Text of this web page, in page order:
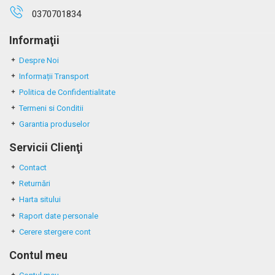
0370701834
Informaţii
Despre Noi
Informații Transport
Politica de Confidentialitate
Termeni si Conditii
Garantia produselor
Servicii Clienţi
Contact
Returnări
Harta sitului
Raport date personale
Cerere stergere cont
Contul meu